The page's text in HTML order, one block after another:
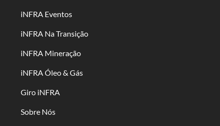
iNFRA Eventos
iNFRA Na Transição
iNFRA Mineração
iNFRA Óleo & Gás
Giro iNFRA
Sobre Nós